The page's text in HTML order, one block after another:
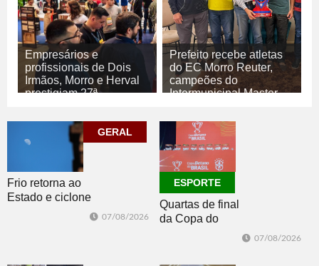
Empresários e
profissionais de Dois
Irmãos, Morro e Herval
prestigiam 27ª
07/08/2026
ECONOMIA
Prefeito recebe atletas
do EC Morro Reuter,
campeões do
Intermunicipal Master
07/08/2026
ESPORTE
GERAL
Frio retorna ao
Estado e ciclone
07/08/2026
ESPORTE
Quartas de final
da Copa do
Brasil 2026: veja
07/08/2026